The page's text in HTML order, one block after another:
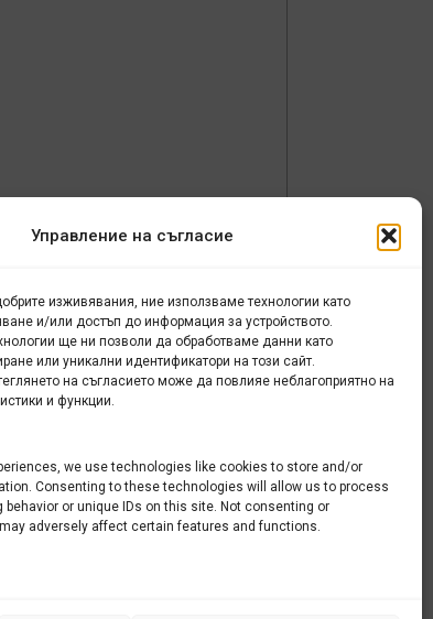
Управление на съгласие
изживявания, ние използваме технологии като
и/или достъп до информация за устройството.
ще ни позволи да обработваме данни като
или уникални идентификатори на този сайт.
на съгласието може да повлияе неблагоприятно на
и функции.
we use technologies like cookies to store and/or
Consenting to these technologies will allow us to process
behavior or unique IDs on this site. Not consenting or
adversely affect certain features and functions.